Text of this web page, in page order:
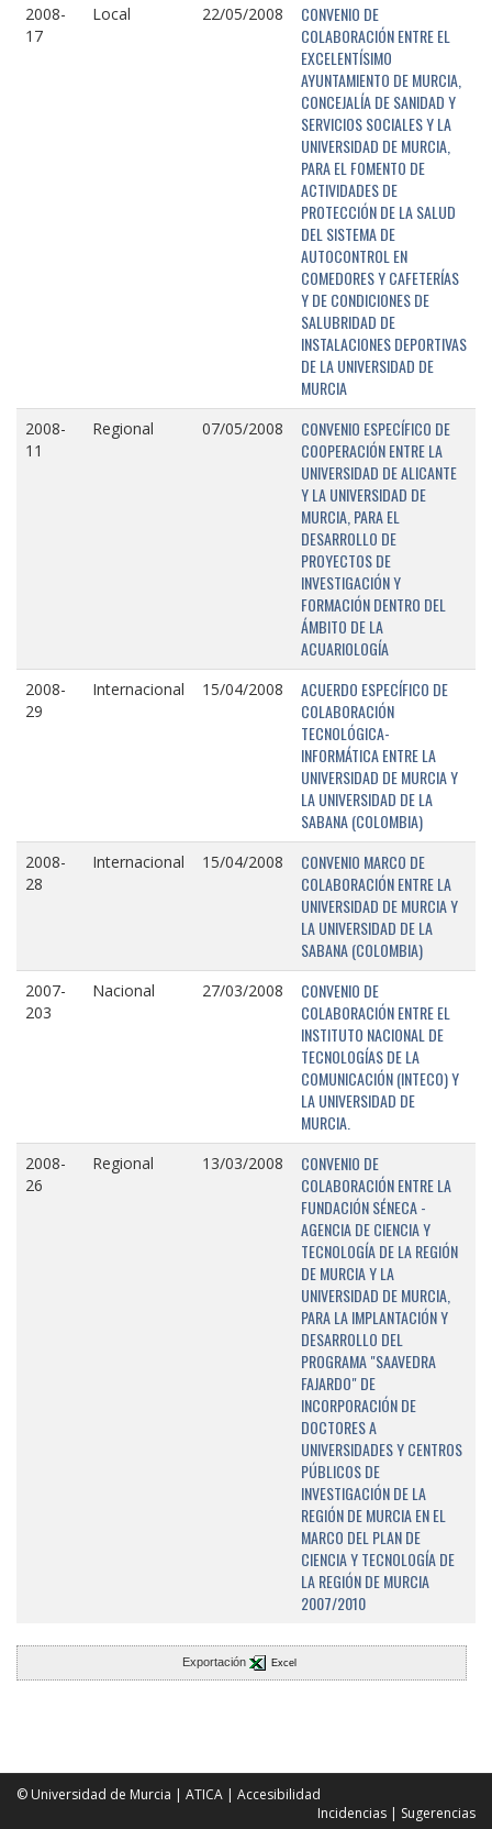
2008-
17
Local 22/05/2008
CONVENIO DE
COLABORACIÓN ENTRE EL
EXCELENTÍSIMO
AYUNTAMIENTO DE MURCIA,
CONCEJALÍA DE SANIDAD Y
SERVICIOS SOCIALES Y LA
UNIVERSIDAD DE MURCIA,
PARA EL FOMENTO DE
ACTIVIDADES DE
PROTECCIÓN DE LA SALUD
DEL SISTEMA DE
AUTOCONTROL EN
COMEDORES Y CAFETERÍAS
Y DE CONDICIONES DE
SALUBRIDAD DE
INSTALACIONES DEPORTIVAS
DE LA UNIVERSIDAD DE
MURCIA
2008-
11
Regional 07/05/2008
CONVENIO ESPECÍFICO DE
COOPERACIÓN ENTRE LA
UNIVERSIDAD DE ALICANTE
Y LA UNIVERSIDAD DE
MURCIA, PARA EL
DESARROLLO DE
PROYECTOS DE
INVESTIGACIÓN Y
FORMACIÓN DENTRO DEL
ÁMBITO DE LA
ACUARIOLOGÍA
2008-
29
Internacional 15/04/2008
ACUERDO ESPECÍFICO DE
COLABORACIÓN
TECNOLÓGICA-
INFORMÁTICA ENTRE LA
UNIVERSIDAD DE MURCIA Y
LA UNIVERSIDAD DE LA
SABANA (COLOMBIA)
2008-
28
Internacional 15/04/2008
CONVENIO MARCO DE
COLABORACIÓN ENTRE LA
UNIVERSIDAD DE MURCIA Y
LA UNIVERSIDAD DE LA
SABANA (COLOMBIA)
2007-
203
Nacional 27/03/2008
CONVENIO DE
COLABORACIÓN ENTRE EL
INSTITUTO NACIONAL DE
TECNOLOGÍAS DE LA
COMUNICACIÓN (INTECO) Y
LA UNIVERSIDAD DE
MURCIA.
2008-
26
Regional 13/03/2008
CONVENIO DE
COLABORACIÓN ENTRE LA
FUNDACIÓN SÉNECA -
AGENCIA DE CIENCIA Y
TECNOLOGÍA DE LA REGIÓN
DE MURCIA Y LA
UNIVERSIDAD DE MURCIA,
PARA LA IMPLANTACIÓN Y
DESARROLLO DEL
PROGRAMA "SAAVEDRA
FAJARDO" DE
INCORPORACIÓN DE
DOCTORES A
UNIVERSIDADES Y CENTROS
PÚBLICOS DE
INVESTIGACIÓN DE LA
REGIÓN DE MURCIA EN EL
MARCO DEL PLAN DE
CIENCIA Y TECNOLOGÍA DE
LA REGIÓN DE MURCIA
2007/2010
Exportación Excel
© Universidad de Murcia | ATICA | Accesibilidad
Incidencias | Sugerencias